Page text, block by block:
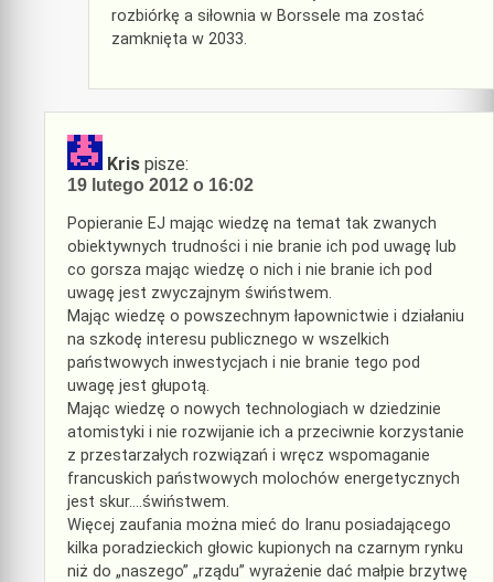
rozbiórkę a siłownia w Borssele ma zostać
zamknięta w 2033.
Kris pisze:
19 lutego 2012 o 16:02
Popieranie EJ mając wiedzę na temat tak zwanych
obiektywnych trudności i nie branie ich pod uwagę lub
co gorsza mając wiedzę o nich i nie branie ich pod
uwagę jest zwyczajnym świństwem.
Mając wiedzę o powszechnym łapownictwie i działaniu
na szkodę interesu publicznego w wszelkich
państwowych inwestycjach i nie branie tego pod
uwagę jest głupotą.
Mając wiedzę o nowych technologiach w dziedzinie
atomistyki i nie rozwijanie ich a przeciwnie korzystanie
z przestarzałych rozwiązań i wręcz wspomaganie
francuskich państwowych molochów energetycznych
jest skur….świństwem.
Więcej zaufania można mieć do Iranu posiadającego
kilka poradzieckich głowic kupionych na czarnym rynku
niż do „naszego” „rządu” wyrażenie dać małpie brzytwę